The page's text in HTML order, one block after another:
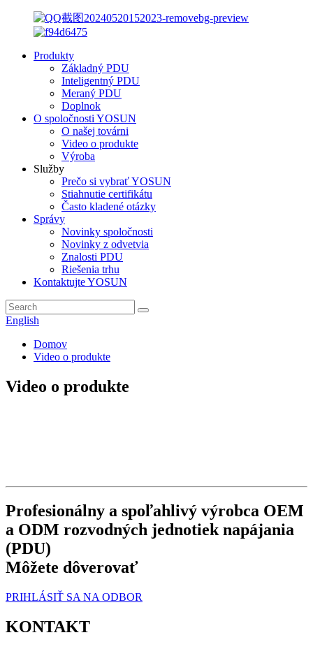
Produkty
Základný PDU
Inteligentný PDU
Meraný PDU
Doplnok
O spoločnosti YOSUN
O našej továrni
Video o produkte
Výroba
Služby
Prečo si vybrať YOSUN
Stiahnutie certifikátu
Často kladené otázky
Správy
Novinky spoločnosti
Novinky z odvetvia
Znalosti PDU
Riešenia trhu
Kontaktujte YOSUN
English
Domov
Video o produkte
Video o produkte
Profesionálny a spoľahlivý výrobca OEM
a ODM rozvodných jednotiek napájania
(PDU)
Môžete dôverovať
PRIHLÁSIŤ SA NA ODBOR
KONTAKT